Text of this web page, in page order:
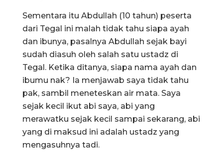
Sementara itu Abdullah (10 tahun) peserta
dari Tegal ini malah tidak tahu siapa ayah
dan ibunya, pasalnya Abdullah sejak bayi
sudah diasuh oleh salah satu ustadz di
Tegal. Ketika ditanya, siapa nama ayah dan
ibumu nak? Ia menjawab saya tidak tahu
pak, sambil meneteskan air mata. Saya
sejak kecil ikut abi saya, abi yang
merawatku sejak kecil sampai sekarang, abi
yang di maksud ini adalah ustadz yang
mengasuhnya tadi.